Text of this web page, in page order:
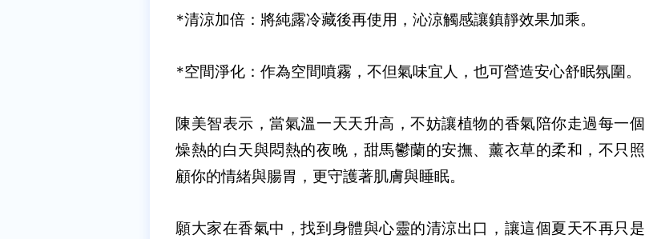
*清涼加倍：將純露冷藏後再使用，沁涼觸感讓鎮靜效果加乘。
*空間淨化：作為空間噴霧，不但氣味宜人，也可營造安心舒眠氛圍。
陳美智表示，當氣溫一天天升高，不妨讓植物的香氣陪你走過每一個
燥熱的白天與悶熱的夜晚，甜馬鬱蘭的安撫、薰衣草的柔和，不只照
顧你的情緒與腸胃，更守護著肌膚與睡眠。
願大家在香氣中，找到身體與心靈的清涼出口，讓這個夏天不再只是